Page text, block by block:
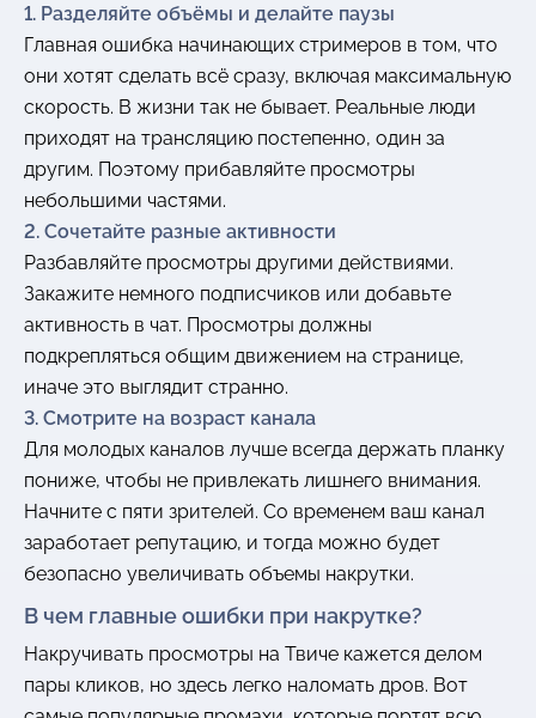
1. Разделяйте объёмы и делайте паузы
Главная ошибка начинающих стримеров в том, что
они хотят сделать всё сразу, включая максимальную
скорость. В жизни так не бывает. Реальные люди
приходят на трансляцию постепенно, один за
другим. Поэтому прибавляйте просмотры
небольшими частями.
2. Сочетайте разные активности
Разбавляйте просмотры другими действиями.
Закажите немного подписчиков или добавьте
активность в чат. Просмотры должны
подкрепляться общим движением на странице,
иначе это выглядит странно.
3. Смотрите на возраст канала
Для молодых каналов лучше всегда держать планку
пониже, чтобы не привлекать лишнего внимания.
Начните с пяти зрителей. Со временем ваш канал
заработает репутацию, и тогда можно будет
безопасно увеличивать объемы накрутки.
В чем главные ошибки при накрутке?
Накручивать просмотры на Твиче кажется делом
пары кликов, но здесь легко наломать дров. Вот